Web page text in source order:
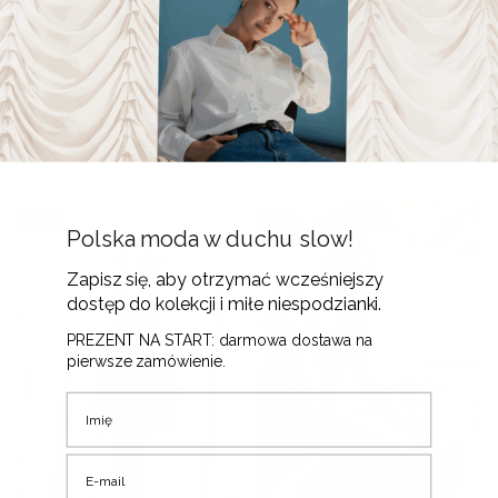
Koszula Flaneur • Len •
475 złPierwotna cena wynosiła: 475 zł.
403złAktualna cena wynosi: 403 zł.
Top Felicità • Tencel •
175zł Pierwotna
148
Polska moda w duchu slow!
Zapisz się, aby otrzymać wcześniejszy
dostęp do kolekcji i miłe niespodzianki.
PREZENT NA START: darmowa dostawa na
pierwsze zamówienie.